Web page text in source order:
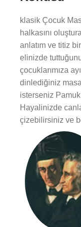
klasik Çocuk
halkasını
anlatım ve titiz
elinizde
çocuklarımıza
dinlediğiniz
isterseniz
Hayalinizde
çizebilirsiniz ve